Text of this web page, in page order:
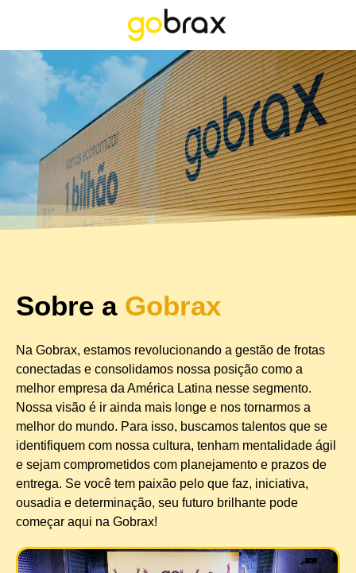
Sobre a Gobrax
Na Gobrax, estamos revolucionando a gestão de frotas
conectadas e consolidamos nossa posição como a
melhor empresa da América Latina nesse segmento.
Nossa visão é ir ainda mais longe e nos tornarmos a
melhor do mundo. Para isso, buscamos talentos que se
identifiquem com nossa cultura, tenham mentalidade ágil
e sejam comprometidos com planejamento e prazos de
entrega. Se você tem paixão pelo que faz, iniciativa,
ousadia e determinação, seu futuro brilhante pode
começar aqui na Gobrax!